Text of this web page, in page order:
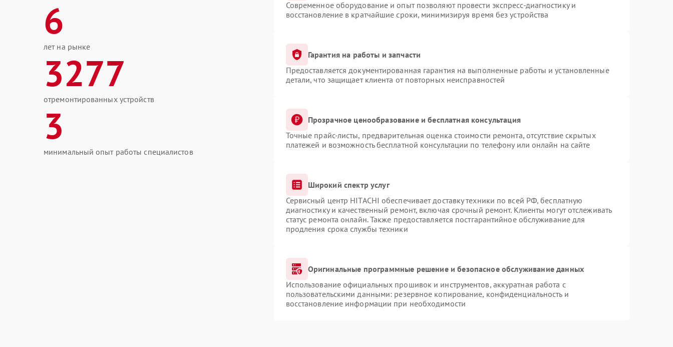
6
лет на рынке
3277
отремонтированных устройств
3
минимальный опыт работы специалистов
Современное оборудование и опыт позволяют провести экспресс-диагностику и
восстановление в кратчайшие сроки, минимизируя время без устройства
Гарантия на работы и запчасти
Предоставляется документированная гарантия на выполненные работы и установленные
детали, что защищает клиента от повторных неисправностей
Прозрачное ценообразование и бесплатная консультация
Точные прайс-листы, предварительная оценка стоимости ремонта, отсутствие скрытых
платежей и возможность бесплатной консультации по телефону или онлайн на сайте
Широкий спектр услуг
Сервисный центр HITACHI обеспечивает доставку техники по всей РФ, бесплатную
диагностику и качественный ремонт, включая срочный ремонт. Клиенты могут отслеживать
статус ремонта онлайн. Также предоставляется постгарантийное обслуживание для
продления срока службы техники
Оригинальные программные решение и безопасное обслуживание данных
Использование официальных прошивок и инструментов, аккуратная работа с
пользовательскими данными: резервное копирование, конфиденциальность и
восстановление информации при необходимости